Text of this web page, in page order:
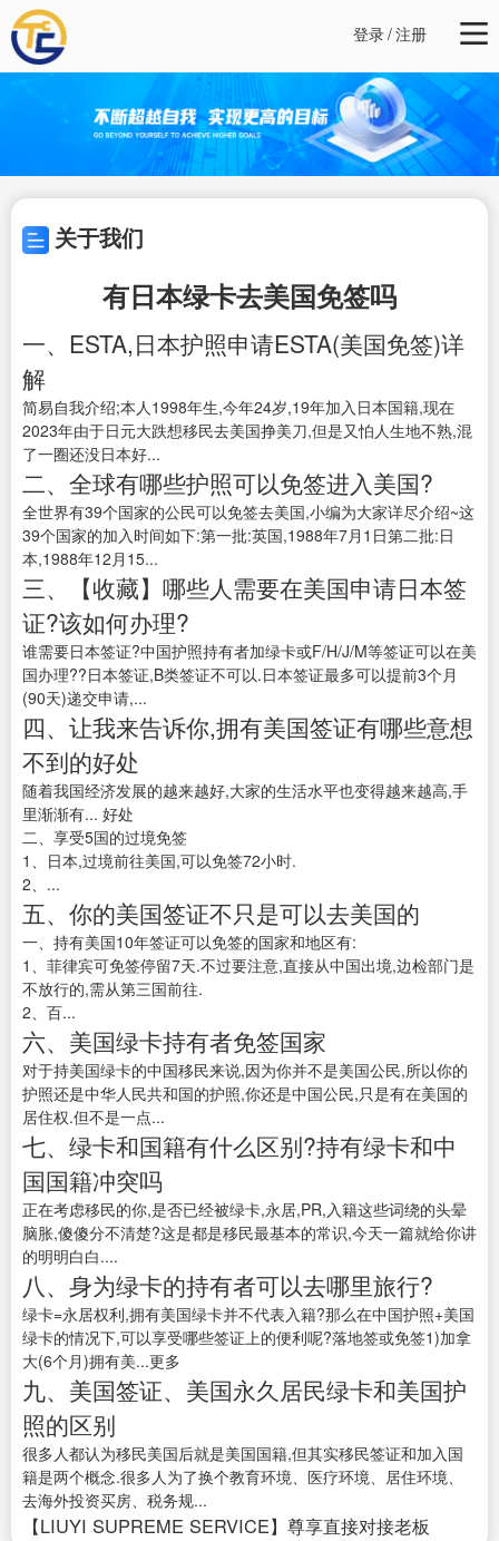
登录/注册
关于我们
有日本绿卡去美国免签吗
一、ESTA,日本护照申请ESTA(美国免签)详
解
简易自我介绍;本人1998年生,今年24岁,19年加入日本国籍,现在
2023年由于日元大跌想移民去美国挣美刀,但是又怕人生地不熟,混
了一圈还没日本好...
二、全球有哪些护照可以免签进入美国?
全世界有39个国家的公民可以免签去美国,小编为大家详尽介绍~这
39个国家的加入时间如下:第一批:英国,1988年7月1日第二批:日
本,1988年12月15...
三、【收藏】哪些人需要在美国申请日本签
证?该如何办理?
谁需要日本签证?中国护照持有者加绿卡或F/H/J/M等签证可以在美
国办理??日本签证,B类签证不可以.日本签证最多可以提前3个月
(90天)递交申请,...
四、让我来告诉你,拥有美国签证有哪些意想
不到的好处
随着我国经济发展的越来越好,大家的生活水平也变得越来越高,手
里渐渐有... 好处
二、享受5国的过境免签
1、日本,过境前往美国,可以免签72小时.
2、...
五、你的美国签证不只是可以去美国的
一、持有美国10年签证可以免签的国家和地区有:
1、菲律宾可免签停留7天.不过要注意,直接从中国出境,边检部门是
不放行的,需从第三国前往.
2、百...
六、美国绿卡持有者免签国家
对于持美国绿卡的中国移民来说,因为你并不是美国公民,所以你的
护照还是中华人民共和国的护照,你还是中国公民,只是有在美国的
居住权.但不是一点...
七、绿卡和国籍有什么区别?持有绿卡和中
国国籍冲突吗
正在考虑移民的你,是否已经被绿卡,永居,PR,入籍这些词绕的头晕
脑胀,傻傻分不清楚?这是都是移民最基本的常识,今天一篇就给你讲
的明明白白....
八、身为绿卡的持有者可以去哪里旅行?
绿卡=永居权利,拥有美国绿卡并不代表入籍?那么在中国护照+美国
绿卡的情况下,可以享受哪些签证上的便利呢?落地签或免签1)加拿
大(6个月)拥有美...更多
九、美国签证、美国永久居民绿卡和美国护
照的区别
很多人都认为移民美国后就是美国国籍,但其实移民签证和加入国
籍是两个概念.很多人为了换个教育环境、医疗环境、居住环境、
去海外投资买房、税务规...
【LIUYI SUPREME SERVICE】尊享直接对接老板